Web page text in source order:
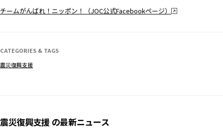
チームがんばれ！ニッポン！（JOC公式Facebookページ）
CATEGORIES & TAGS
震災復興支援
震災復興支援 の最新ニュース